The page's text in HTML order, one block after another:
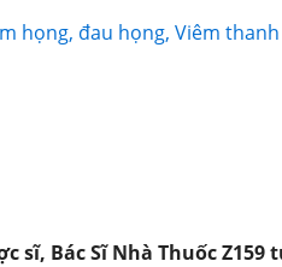
họng, đau họng, Viêm
sĩ, Bác Sĩ Nhà Thuốc Z159